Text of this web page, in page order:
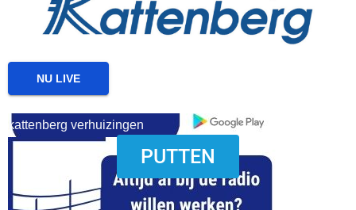
download onzze App
kattenberg verhuizingen
NU LIVE
PUTTEN